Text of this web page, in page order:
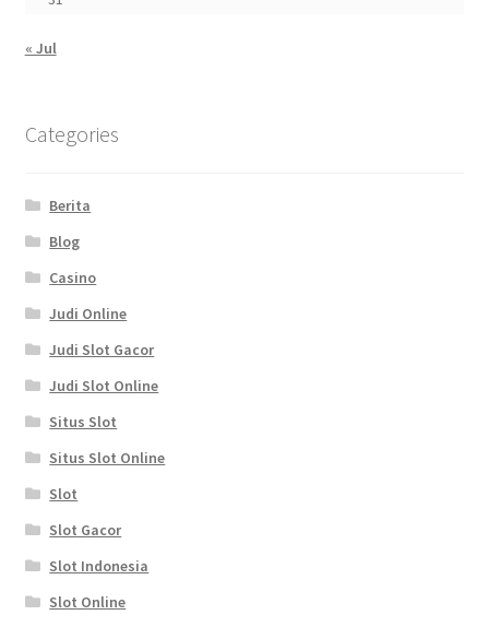
« Jul
Categories
Berita
Blog
Casino
Judi Online
Judi Slot Gacor
Judi Slot Online
Situs Slot
Situs Slot Online
Slot
Slot Gacor
Slot Indonesia
Slot Online